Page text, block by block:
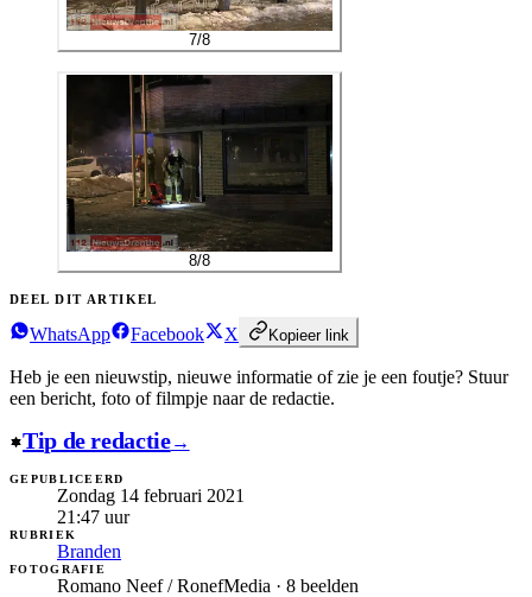
7/8
8/8
DEEL DIT ARTIKEL
WhatsApp Facebook X Kopieer link
Heb je een nieuwstip, nieuwe informatie of zie je een foutje? Stuur
een bericht, foto of filmpje naar de redactie.
Tip de redactie→
GEPUBLICEERD
Zondag 14 februari 2021
21:47 uur
RUBRIEK
Branden
FOTOGRAFIE
Romano Neef / RonefMedia · 8 beelden